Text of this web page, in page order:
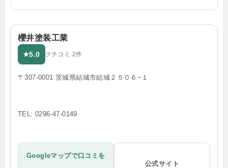
櫻井塗装工業
★5.0 クチコミ 2件
〒307-0001 茨城県結城市結城２５０６−１
TEL: 0296-47-0149
Googleマップで口コミを
公式サイト